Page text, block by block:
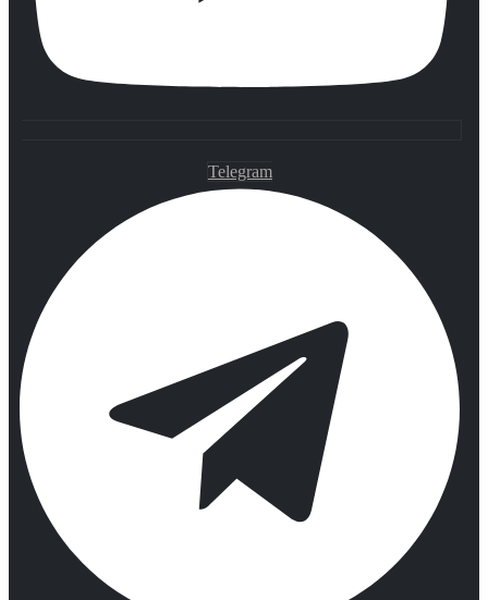
Telegram